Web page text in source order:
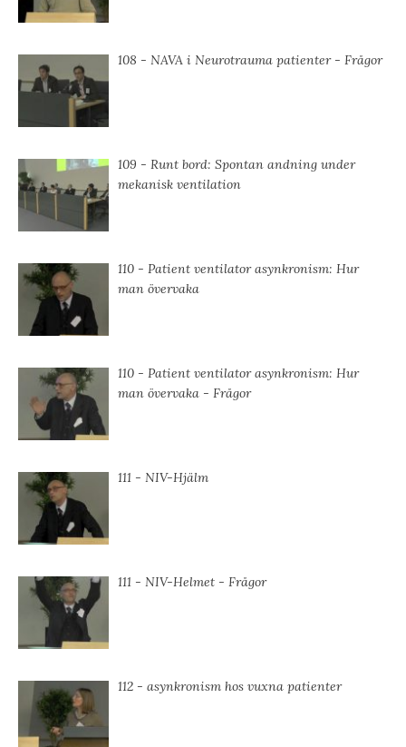
108 - NAVA i Neurotrauma patienter - Frågor
109 - Runt bord: Spontan andning under
mekanisk ventilation
110 - Patient ventilator asynkronism: Hur
man övervaka
110 - Patient ventilator asynkronism: Hur
man övervaka - Frågor
111 - NIV-Hjälm
111 - NIV-Helmet - Frågor
112 - asynkronism hos vuxna patienter